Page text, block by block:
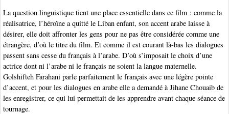
La question linguistique tient une place essentielle dans ce film : comme la
réalisatrice, l’héroïne a quitté le Liban enfant, son accent arabe laisse à
désirer, elle doit affronter les gens pour ne pas être considérée comme une
étrangère, d’où le titre du film. Et comme il est courant là-bas les dialogues
passent sans cesse du français à l’arabe. D’où s’imposait le choix d’une
actrice dont ni l’arabe ni le français ne soient la langue maternelle.
Golshifteh Farahani parle parfaitement le français avec une légère pointe
d’accent, et pour les dialogues en arabe elle a demandé à Jihane Chouaib de
les enregistrer, ce qui lui permettait de les apprendre avant chaque séance de
tournage.